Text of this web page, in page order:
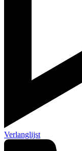
Verlanglijst